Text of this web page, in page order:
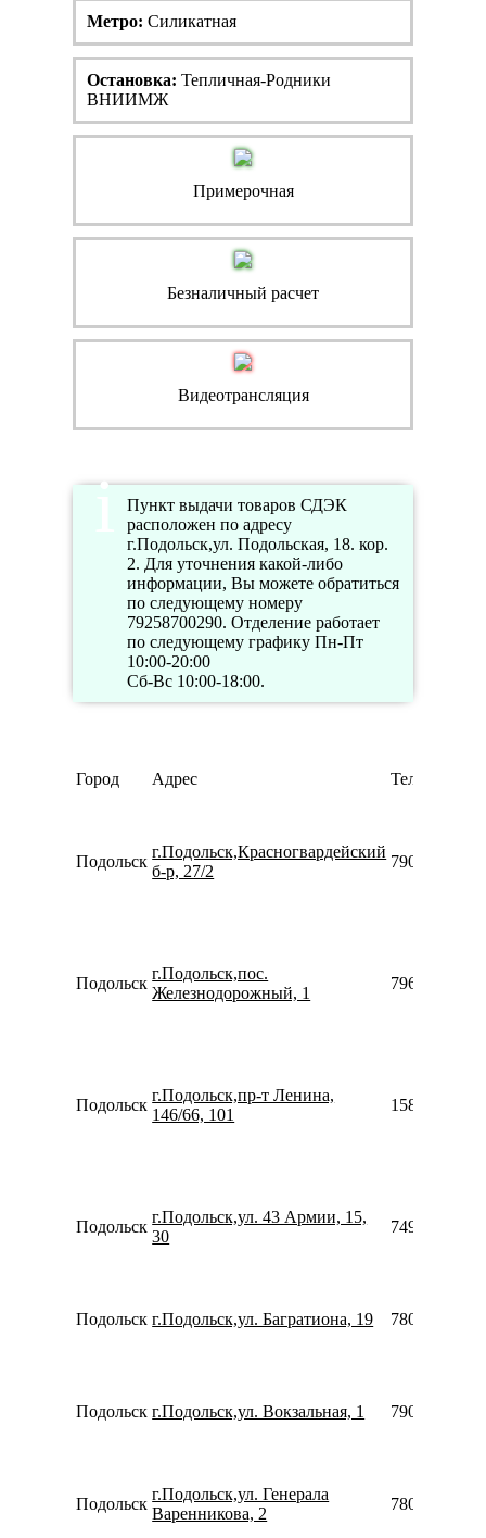
Метро:Силикатная
Остановка: Тепличная-Родники
ВНИИМЖ
Примерочная
Безналичный расчет
Видеотрансляция
Пункт выдачи товаров СДЭК
расположен по адресу
г.Подольск,ул. Подольская, 18. кор.
2. Для уточнения какой-либо
информации, Вы можете обратиться
по следующему номеру
79258700290. Отделение работает
по следующему графику Пн-Пт
10:00-20:00
Сб-Вс 10:00-18:00.
Город Адрес Телефон
Подольск
г.Подольск,Красногвардейский
б-р, 27/2
79017332064
Подольск
г.Подольск,пос.
Железнодорожный, 1
79660735777
Подольск
г.Подольск,пр-т Ленина,
146/66, 101
Подольск
г.Подольск,ул. 43 Армии, 15,
30
74953748683
Подольск г.Подольск,ул. Багратиона, 19 78007753553
Подольск г.Подольск,ул. Вокзальная, 1 79029591985
Подольск
г.Подольск,ул. Генерала
Варенникова, 2
78007753553